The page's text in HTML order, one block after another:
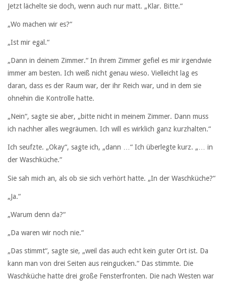
Jetzt lächelte sie doch, wenn auch nur matt. „Klar. Bitte.“
„Wo machen wir es?“
„Ist mir egal.“
„Dann in deinem Zimmer.“ In ihrem Zimmer gefiel es mir irgendwie
immer am besten. Ich weiß nicht genau wieso. Vielleicht lag es
daran, dass es der Raum war, der ihr Reich war, und in dem sie
ohnehin die Kontrolle hatte.
„Nein“, sagte sie aber, „bitte nicht in meinem Zimmer. Dann muss
ich nachher alles wegräumen. Ich will es wirklich ganz kurzhalten.“
Ich seufzte. „Okay“, sagte ich, „dann …“ Ich überlegte kurz. „… in
der Waschküche.“
Sie sah mich an, als ob sie sich verhört hatte. „In der Waschküche?“
„Ja.“
„Warum denn da?“
„Da waren wir noch nie.“
„Das stimmt“, sagte sie, „weil das auch echt kein guter Ort ist. Da
kann man von drei Seiten aus reingucken.“ Das stimmte. Die
Waschküche hatte drei große Fensterfronten. Die nach Westen war